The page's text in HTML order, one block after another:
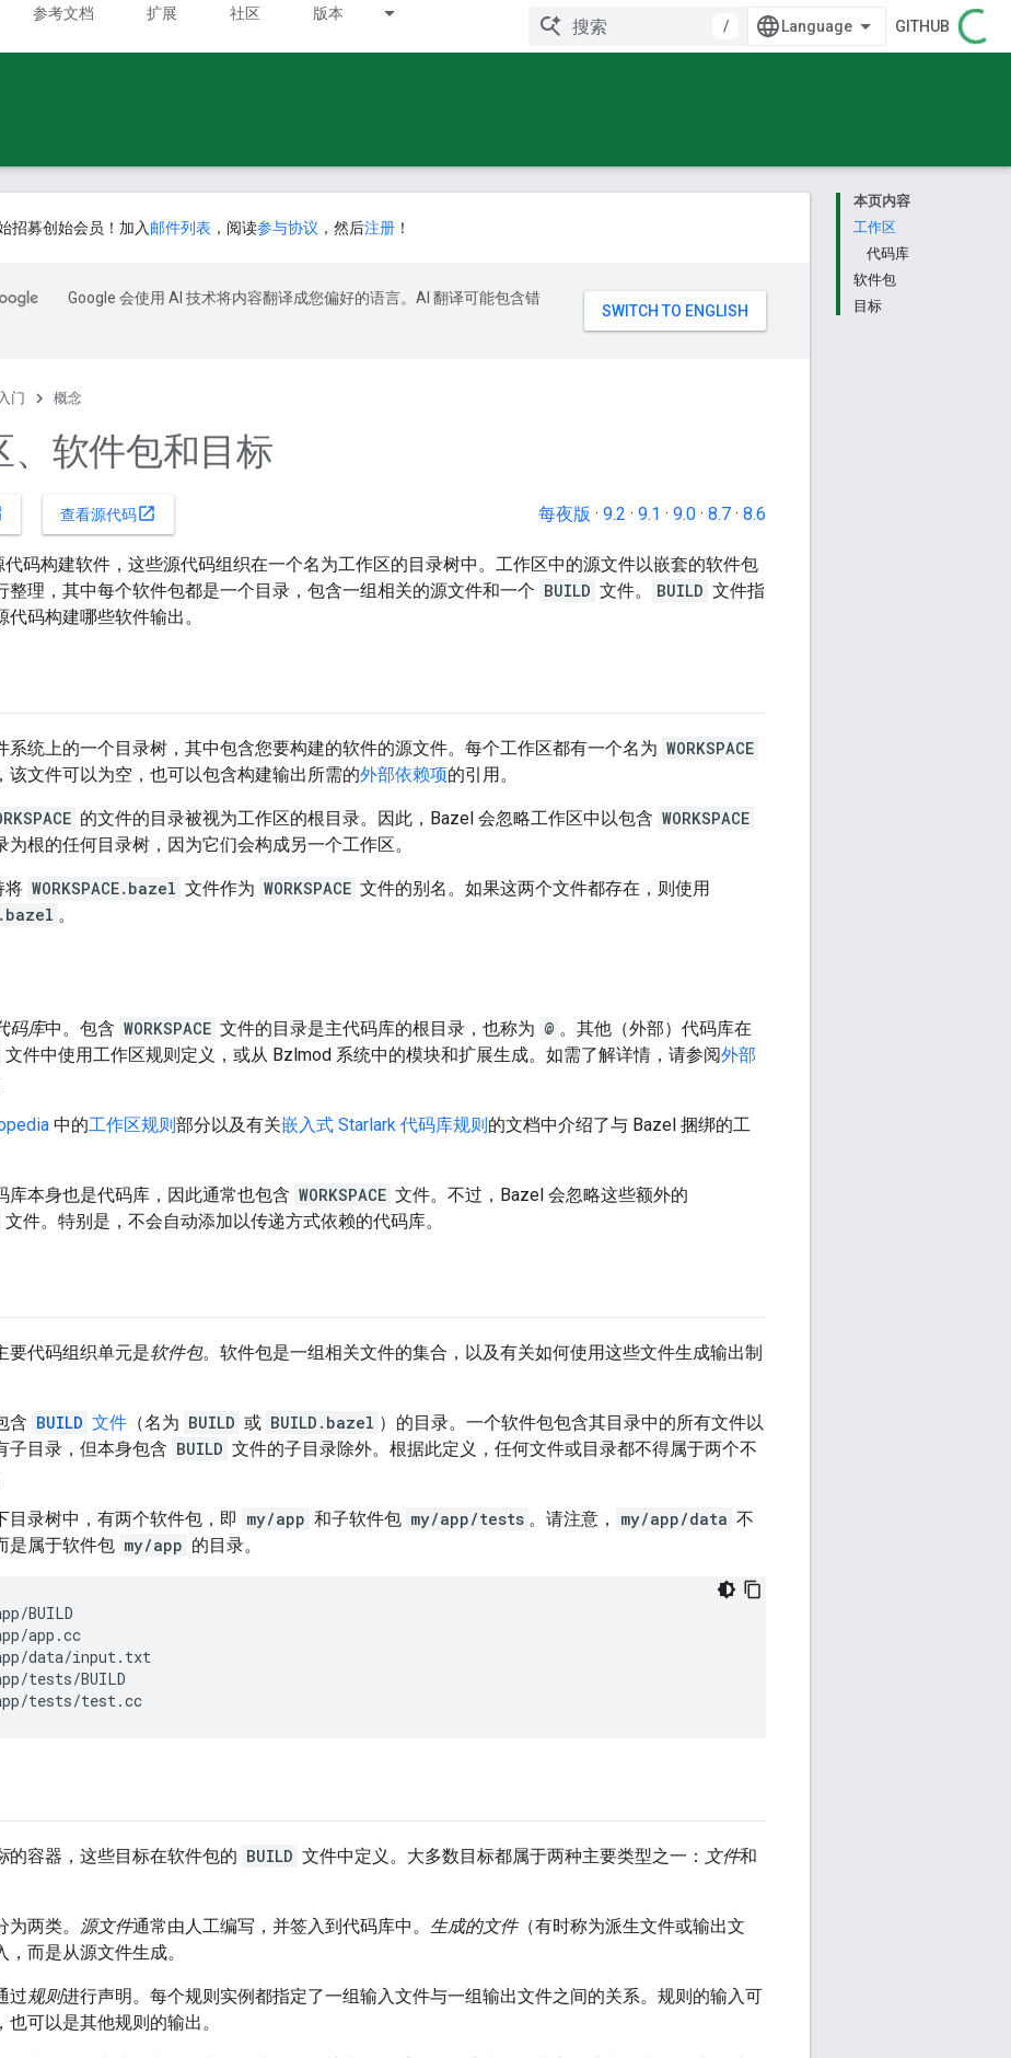
参考文档 扩展 社区 版本
/ GITHUB
本页内容
工作区
代码库
软件包
目标
招募创始会员！加入 邮件列表 ，阅读参与协议 ，然后注册 ！
Google 会使用 AI 技术将内容翻译成您偏好的语言。AI 翻译可能包含错
门 概念
、软件包和目标
查看源代码open_in_new 每夜版 · 9.2 · 9.1 · 9.0 · 8.7 · 8.6
代码构建软件，这些源代码组织在一个名为工作区的目录树中。工作区中的源文件以嵌套的软件包
整理，其中每个软件包都是一个目录，包含一组相关的源文件和一个 BUILD 文件。 BUILD 文件指
代码构建哪些软件输出。
系统上的一个目录树，其中包含您要构建的软件的源文件。每个工作区都有一个名为 WORKSPACE
该文件可以为空，也可以包含构建输出所需的外部依赖项的引用。
的文件的目录被视为工作区的根目录。因此，Bazel 会忽略工作区中以包含 WORKSPACE
为根的任何目录树，因为它们会构成另一个工作区。
将 WORKSPACE.bazel 文件作为 WORKSPACE 文件的别名。如果这两个文件都存在，则使用
。
码库中。包含 WORKSPACE 文件的目录是主代码库的根目录，也称为 @ 。其他（外部）代码库在
文件中使用工作区规则定义，或从 Bzlmod 系统中的模块和扩展生成。如需了解详情，请参阅外部
中的工作区规则部分以及有关嵌入式 Starlark 代码库规则的文档中介绍了与 Bazel 捆绑的工
库本身也是代码库，因此通常也包含 WORKSPACE 文件。不过，Bazel 会忽略这些额外的
文件。特别是，不会自动添加以传递方式依赖的代码库。
要代码组织单元是软件包。软件包是一组相关文件的集合，以及有关如何使用这些文件生成输出制
含 BUILD 文件 （名为 BUILD 或 BUILD.bazel ）的目录。一个软件包包含其目录中的所有文件以
子目录，但本身包含 BUILD 文件的子目录除外。根据此定义，任何文件或目录都不得属于两个不
目录树中，有两个软件包，即 my/app 和子软件包 my/app/tests 。请注意， my/app/data 不
是属于软件包 my/app 的目录。
BUILD
app.cc
data/input.txt
tests/BUILD
的容器，这些目标在软件包的 BUILD 文件中定义。大多数目标都属于两种主要类型之一： 文件和
两类。 源文件通常由人工编写，并签入到代码库中。 生成的文件（有时称为派生文件或输出文
，而是从源文件生成。
过规则进行声明。每个规则实例都指定了一组输入文件与一组输出文件之间的关系。规则的输入可
也可以是其他规则的输出。